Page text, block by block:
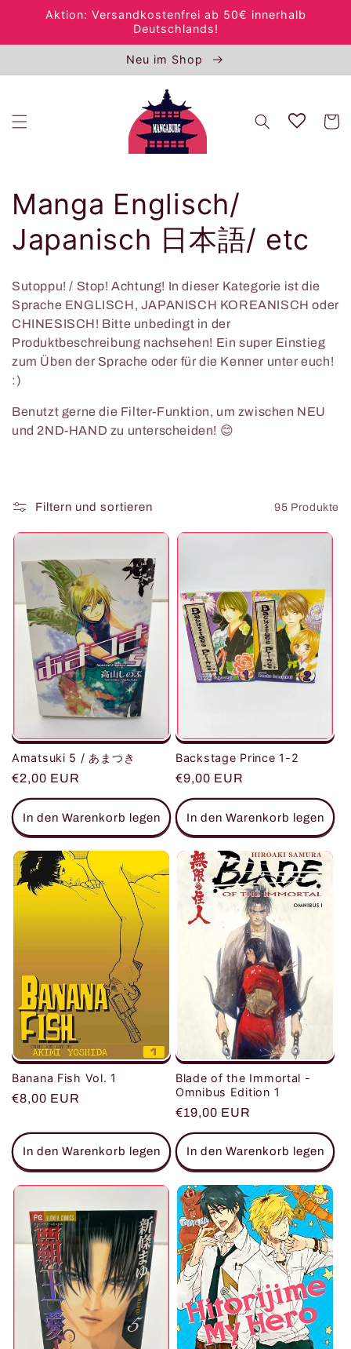
zumAktion: Versandkostenfrei ab 50€ innerhalb
Deutschlands!
Neu im Shop
K
a
t
e
g
o
r
:
Manga Englisch/
Japanisch 日本語/ etc
Sutoppu! / Stop! Achtung! In dieser Kategorie ist die
Sprache ENGLISCH, JAPANISCH KOREANISCH oder
CHINESISCH! Bitte unbedingt in der
Produktbeschreibung nachsehen! Ein super Einstieg
zum Üben der Sprache oder für die Kenner unter euch!
:)
Benutzt gerne die Filter-Funktion, um zwischen NEU
und 2ND-HAND zu unterscheiden! 😊
Filtern und sortieren 95 Produkte
Amatsuki 5 / あまつき
Normaler
Preis
€2,00 EUR
In den Warenkorb legen
Backstage Prince 1-2
Normaler
Preis
€9,00 EUR
In den Warenkorb legen
Banana Fish Vol. 1
Normaler
€8,00 EUR
In den Warenkorb legen
Blade of the Immortal -
Omnibus Edition 1
Normaler
Preis
€19,00 EUR
In den Warenkorb legen